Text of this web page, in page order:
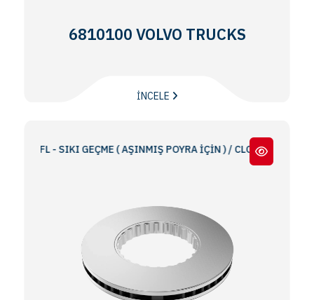
6810100 VOLVO TRUCKS
İNCELE
FL - SIKI GEÇME ( AŞINMIŞ POYRA İÇİN ) / CLOSE FIT (FOR